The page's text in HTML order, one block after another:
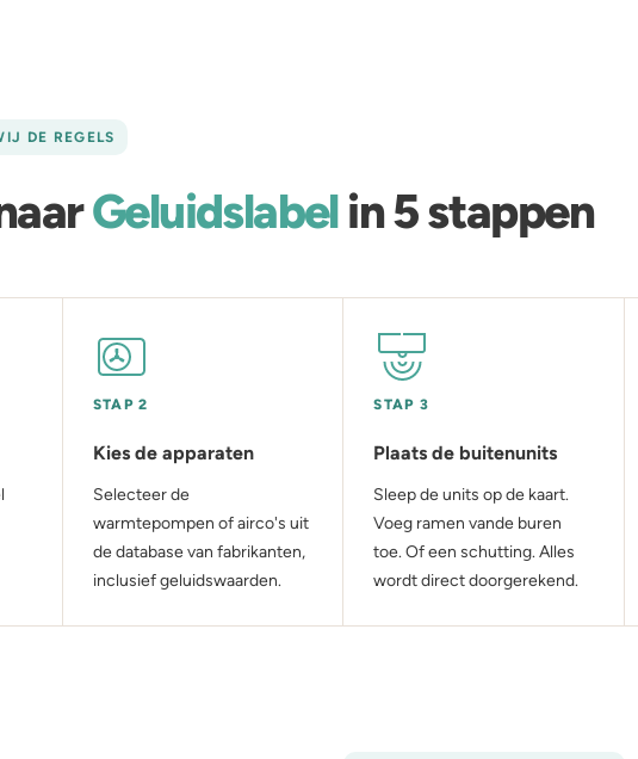
DE REGELS
Geluidslabelin 5 stappen
STAP 2
Kies de apparaten
Selecteer de
warmtepompen of airco's uit
de database van fabrikanten,
inclusief geluidswaarden.
STAP 3
Plaats de buitenunits
Sleep de units op de kaart.
Voeg ramen vande buren
toe. Of een schutting. Alles
wordt direct doorgerekend.